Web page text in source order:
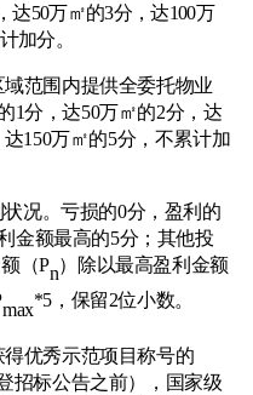
达50万㎡的3分，达100万
加分。
范围内提供全委托物业
1分，达50万㎡的2分，达
150万㎡的5分，不累计加
况。亏损的0分，盈利的
金额最高的5分；其他投
（Pn）除以最高盈利金额
max*5，保留2位小数。
优秀示范项目称号的
招标公告之前）
，国家级